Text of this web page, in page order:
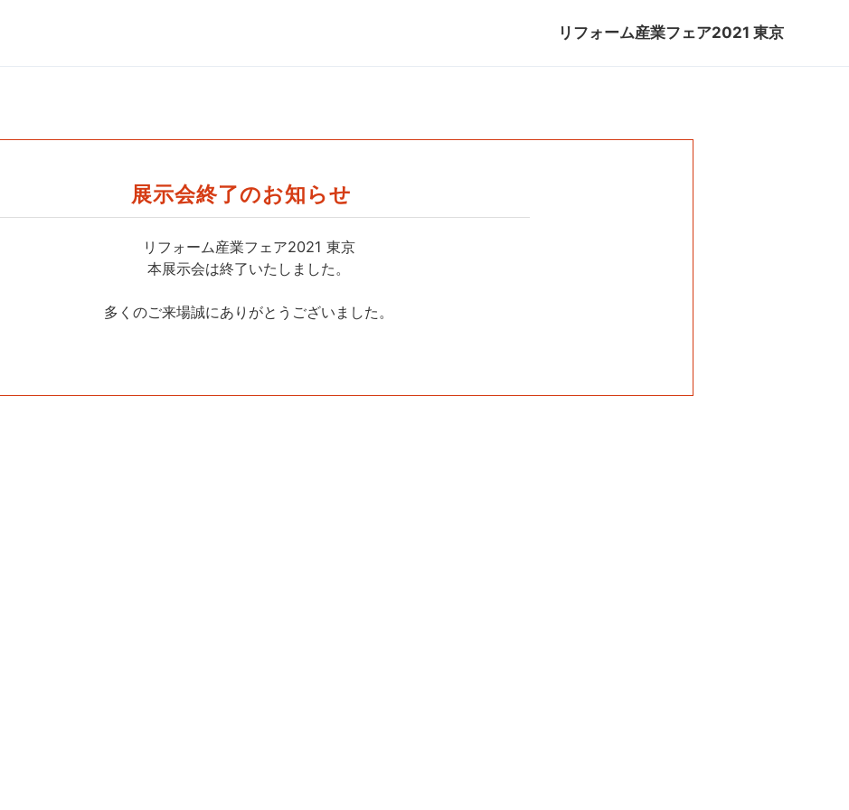
リフォーム産業フェア2021 東京
展示会終了のお知らせ
リフォーム産業フェア2021 東京
本展示会は終了いたしました。
多くのご来場誠にありがとうございました。